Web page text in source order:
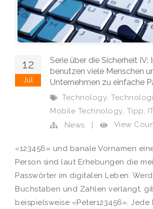
12
Jul
Serie über die Sicherheit IV:
benutzen viele Menschen
Unternehmen zu einfache
Technology,
Mobile Technology, Tipp,
News
| View
«123456» und banale Vornamen
Person sind laut Erhebungen die
Passwörter im digitalen Leben.
Buchstaben und Zahlen verlangt,
beispielsweise «Peter123456».